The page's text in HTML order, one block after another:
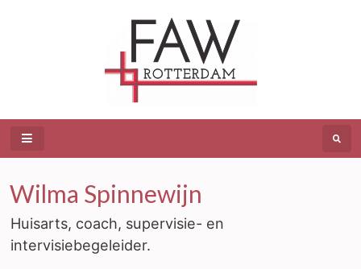
Wilma Spinnewijn
Huisarts, coach, supervisie- en
intervisiebegeleider.